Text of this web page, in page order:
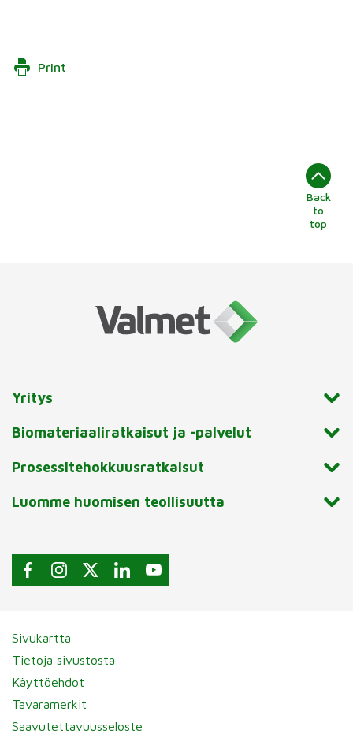
Print
Back
to
top
Yritys
Biomateriaaliratkaisut ja -palvelut
Prosessitehokkuusratkaisut
Luomme huomisen teollisuutta
Sivukartta
Tietoja sivustosta
Käyttöehdot
Tavaramerkit
Saavutettavuusseloste